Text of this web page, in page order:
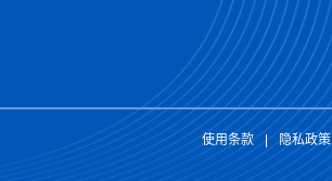
使用条款 隐私政策